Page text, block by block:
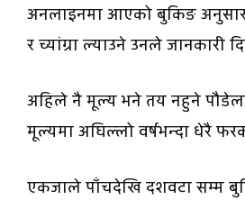
अनलाइनमा आएको बुकिङ
र च्यांग्रा ल्याउने उनले जानकारी
अहिले नै मूल्य भने तय नहुने
मूल्यमा अघिल्लो वर्षभन्दा धेरै
एकजाले पाँचदेखि दशवटा सम्म